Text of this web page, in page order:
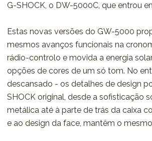
G-SHOCK, o DW-5000C, que entrou
Estas novas versões do GW-5000
mesmos avanços funcionais na
rádio-controlo e movida a energia
opções de cores de um só tom. No
descansado - os detalhes de design
SHOCK original, desde a sofisticação
metálica até à parte de trás da caixa
e ao design da face, mantêm o